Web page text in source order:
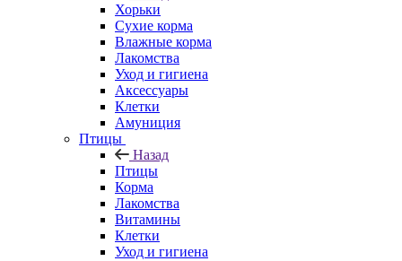
Хорьки
Сухие корма
Влажные корма
Лакомства
Уход и гигиена
Аксессуары
Клетки
Амуниция
Птицы
Назад
Птицы
Корма
Лакомства
Витамины
Клетки
Уход и гигиена